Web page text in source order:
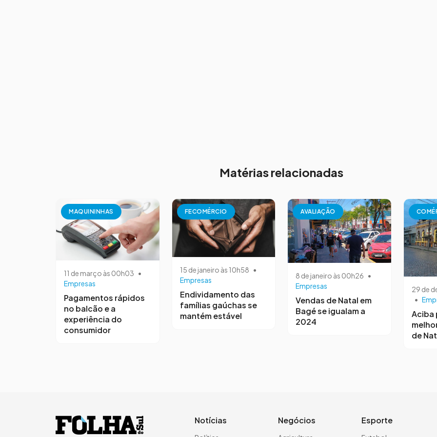
Matérias relacionadas
MAQUININHAS
11 de março às 00h03 •
Empresas
Pagamentos rápidos
no balcão e a
experiência do
consumidor
FECOMÉRCIO
15 de janeiro às 10h58 •
Empresas
Endividamento das
famílias gaúchas se
mantém estável
AVALIAÇÃO
8 de janeiro às 00h26 •
Empresas
Vendas de Natal em
Bagé se igualam a
2024
29 de
•
Aciba
de
Notícias Negócios Esporte